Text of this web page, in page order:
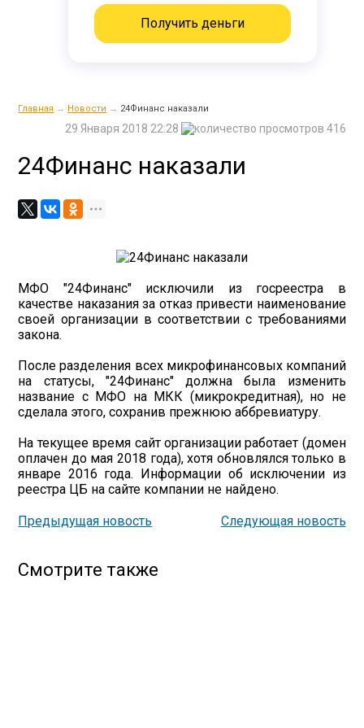
Получить деньги
Главная → Новости → 24Финанс наказали
416
29 Января 2018 22:28
24Финанс наказали
МФО "24Финанс" исключили из госреестра в
качестве наказания за отказ привести наименование
своей организации в соответствии с требованиями
закона.
После разделения всех микрофинансовых компаний
на статусы, "24Финанс" должна была изменить
название с МФО на МКК (микрокредитная), но не
сделала этого, сохранив прежнюю аббревиатуру.
На текущее время сайт организации работает (домен
оплачен до мая 2018 года), хотя обновлялся только в
январе 2016 года. Информации об исключении из
реестра ЦБ на сайте компании не найдено.
Предыдущая новость Следующая новость
Смотрите также